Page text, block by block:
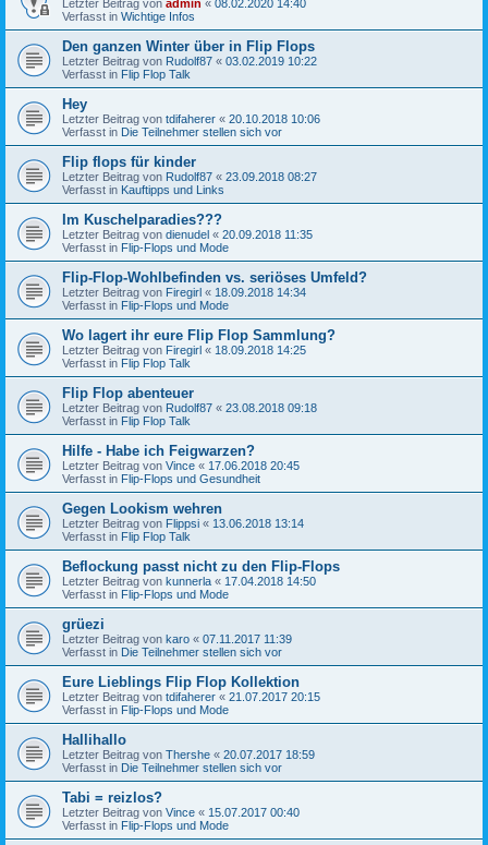
Letzter Beitrag von admin « 08.02.2020 14:40
Verfasst in Wichtige Infos
Den ganzen Winter über in Flip Flops
Letzter Beitrag von Rudolf87 « 03.02.2019 10:22
Verfasst in Flip Flop Talk
Hey
Letzter Beitrag von tdifaherer « 20.10.2018 10:06
Verfasst in Die Teilnehmer stellen sich vor
Flip flops für kinder
Letzter Beitrag von Rudolf87 « 23.09.2018 08:27
Verfasst in Kauftipps und Links
Im Kuschelparadies???
Letzter Beitrag von dienudel « 20.09.2018 11:35
Verfasst in Flip-Flops und Mode
Flip-Flop-Wohlbefinden vs. seriöses Umfeld?
Letzter Beitrag von Firegirl « 18.09.2018 14:34
Verfasst in Flip-Flops und Mode
Wo lagert ihr eure Flip Flop Sammlung?
Letzter Beitrag von Firegirl « 18.09.2018 14:25
Verfasst in Flip Flop Talk
Flip Flop abenteuer
Letzter Beitrag von Rudolf87 « 23.08.2018 09:18
Verfasst in Flip Flop Talk
Hilfe - Habe ich Feigwarzen?
Letzter Beitrag von Vince « 17.06.2018 20:45
Verfasst in Flip-Flops und Gesundheit
Gegen Lookism wehren
Letzter Beitrag von Flippsi « 13.06.2018 13:14
Verfasst in Flip Flop Talk
Beflockung passt nicht zu den Flip-Flops
Letzter Beitrag von kunnerla « 17.04.2018 14:50
Verfasst in Flip-Flops und Mode
grüezi
Letzter Beitrag von karo « 07.11.2017 11:39
Verfasst in Die Teilnehmer stellen sich vor
Eure Lieblings Flip Flop Kollektion
Letzter Beitrag von tdifaherer « 21.07.2017 20:15
Verfasst in Flip-Flops und Mode
Hallihallo
Letzter Beitrag von Thershe « 20.07.2017 18:59
Verfasst in Die Teilnehmer stellen sich vor
Tabi = reizlos?
Letzter Beitrag von Vince « 15.07.2017 00:40
Verfasst in Flip-Flops und Mode